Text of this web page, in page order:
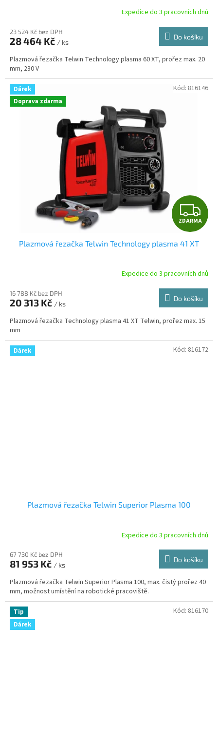
Expedice do 3 pracovních dnů
23 524 Kč bez DPH
28 464 Kč / ks
Do košíku
Plazmová řezačka Telwin Technology plasma 60 XT, prořez max. 20
mm, 230 V
Dárek
Doprava zdarma
Z
D
R
M
A
ZDARMA
Plazmová řezačka Telwin Technology plasma 41 XT
Expedice do 3 pracovních dnů
16 788 Kč bez DPH
20 313 Kč / ks
Do košíku
Plazmová řezačka Technology plasma 41 XT Telwin, prořez max. 15
mm
Kód: 816146
Dárek
Plazmová řezačka Telwin Superior Plasma 100
Expedice do 3 pracovních dnů
67 730 Kč bez DPH
81 953 Kč / ks
Do košíku
Plazmová řezačka Telwin Superior Plasma 100, max. čistý prořez 40
mm, možnost umístění na robotické pracoviště.
Kód: 816172
Tip
Dárek
Kód: 816170